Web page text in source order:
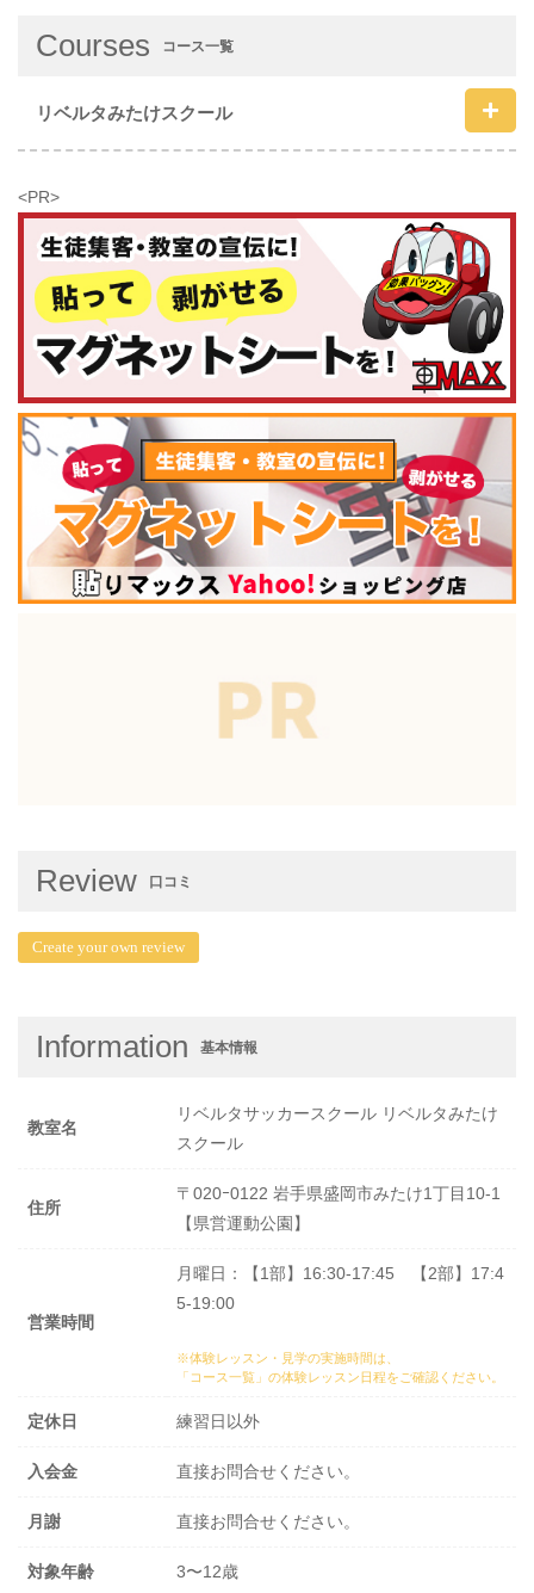
Courses コース一覧
リベルタみたけスクール
<PR>
Review 口コミ
Create your own review
Information 基本情報
教室名
リベルタサッカースクール リベルタみたけ
スクール
住所
〒020ｰ0122 岩手県盛岡市みたけ1丁目10-1
【県営運動公園】
営業時間
月曜日：【1部】16:30-17:45 【2部】17:4
5-19:00
※体験レッスン・見学の実施時間は、
「コース一覧」の体験レッスン日程をご確認ください。
定休日 練習日以外
入会金 直接お問合せください。
月謝 直接お問合せください。
対象年齢 3〜12歳